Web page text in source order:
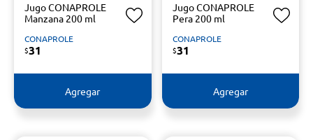
Jugo CONAPROLE
Manzana 200 ml
CONAPROLE
$31
Agregar
Jugo CONAPROLE
Pera 200 ml
CONAPROLE
$31
Agregar